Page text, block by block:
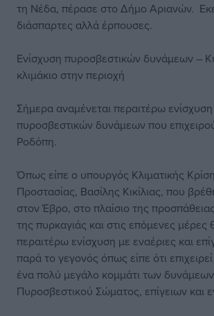
τη Νέδα, πέρασε στο Δήμο Αριανών.
διάσπαρτες αλλά έρπουσες.
Ενίσχυση πυροσβεστικών δυνάμεων –
κλιμάκιο στην περιοχή
Σήμερα αναμένεται περαιτέρω
πυροσβεστικών δυνάμεων που
Ροδόπη.
Όπως είπε ο υπουργός Κλιματικής
Προστασίας, Βασίλης Κικίλιας, που
στον Έβρο, στο πλαίσιο της
της πυρκαγιάς και στις επόμενες μέρες
περαιτέρω ενίσχυση με εναέριες και
παρά το γεγονός όπως είπε ότι
ένα πολύ μεγάλο κομμάτι των
Πυροσβεστικού Σώματος, επίγειων και